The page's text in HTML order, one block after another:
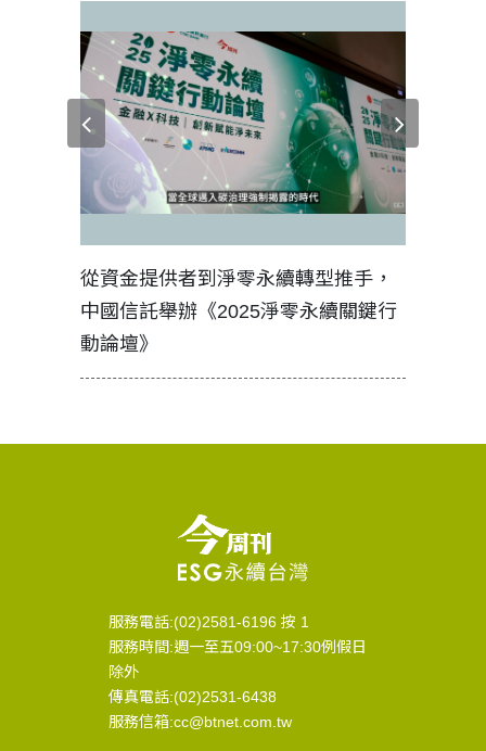
從資金提供者到淨零永續轉型推手，
中國信託舉辦《2025淨零永續關鍵行
動論壇》
服務電話:(02)2581-6196 按 1
服務時間:週一至五09:00~17:30例假日
除外
傳真電話:(02)2531-6438
服務信箱:cc@btnet.com.tw